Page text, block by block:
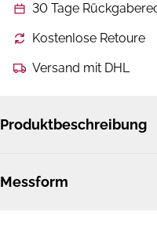
30 Tage
Kostenlose Retoure
Versand mit DHL
Produktbeschreibung
Messform